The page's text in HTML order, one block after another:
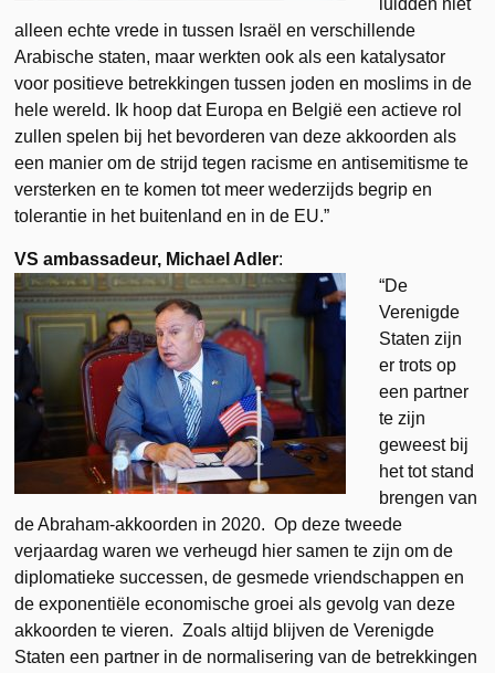
luidden niet
alleen echte vrede in tussen Israël en verschillende
Arabische staten, maar werkten ook als een katalysator
voor positieve betrekkingen tussen joden en moslims in de
hele wereld. Ik hoop dat Europa en België een actieve rol
zullen spelen bij het bevorderen van deze akkoorden als
een manier om de strijd tegen racisme en antisemitisme te
versterken en te komen tot meer wederzijds begrip en
tolerantie in het buitenland en in de EU.”
VS ambassadeur, Michael Adler:
“De
Verenigde
Staten zijn
er trots op
een partner
te zijn
geweest bij
het tot stand
brengen van
de Abraham-akkoorden in 2020. Op deze tweede
verjaardag waren we verheugd hier samen te zijn om de
diplomatieke successen, de gesmede vriendschappen en
de exponentiële economische groei als gevolg van deze
akkoorden te vieren. Zoals altijd blijven de Verenigde
Staten een partner in de normalisering van de betrekkingen